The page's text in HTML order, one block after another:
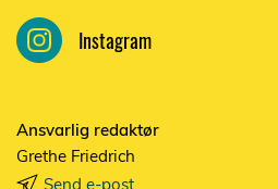
Instagram
Ansvarlig redaktør
Grethe Friedrich
Send e-post